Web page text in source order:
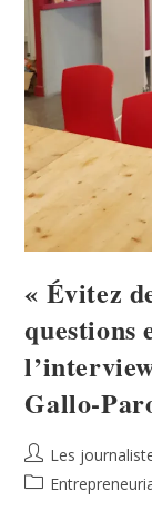
« Évitez
questions
Gallo-
Les